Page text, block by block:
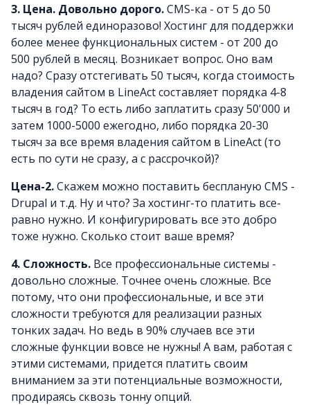
3. Цена. Довольно дорого.CMS-ка - от 5 до 50
тысяч рублей единоразово! Хостинг для поддержки
более менее функциональных систем - от 200 до
500 рублей в месяц. Возникает вопрос. Оно вам
надо? Сразу отстегивать 50 тысяч, когда стоимость
владения сайтом в LineAct составляет порядка 4-8
тысяч в год? То есть либо заплатить сразу 50'000 и
затем 1000-5000 ежегодно, либо порядка 20-30
тысяч за все время владения сайтом в LineAct (то
есть по сути не сразу, а с рассрочкой)?
Цена-2.Скажем можно поставить беспланую CMS -
Drupal и т.д. Ну и что? За хостинг-то платить все-
равно нужно. И конфигурировать все это добро
тоже нужно. Сколько стоит ваше время?
4. Сложность. Все профессиональные системы -
довольно сложные. Точнее очень сложные. Все
потому, что они профессиональные, и все эти
сложности требуются для реализации разных
тонких задач. Но ведь в 90% случаев все эти
сложные функции вовсе не нужны! А вам, работая с
этими системами, придется платить своим
вниманием за эти потенциальные возможности,
продираясь сквозь тонну опций.